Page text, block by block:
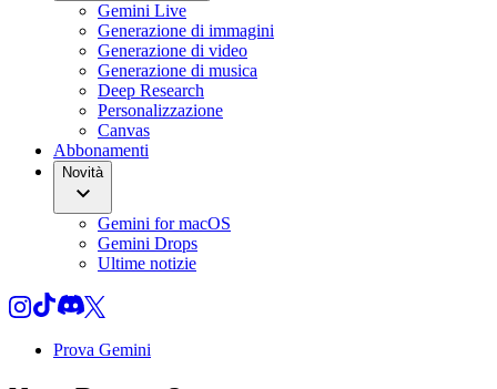
Gemini Live
Generazione di immagini
Generazione di video
Generazione di musica
Deep Research
Personalizzazione
Canvas
Abbonamenti
Novità
Gemini for macOS
Gemini Drops
Ultime notizie
Prova Gemini